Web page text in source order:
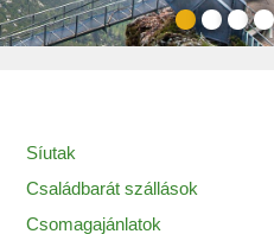
Síutak
Családbarát szállások
Csomagajánlatok